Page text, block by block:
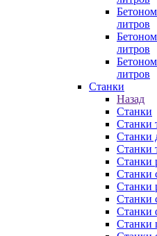
литров
литров
литров
Станки
Назад
Станки
Станки
Станки
Станки
Станки
Станки
Станки
Станки
Станки
Станки